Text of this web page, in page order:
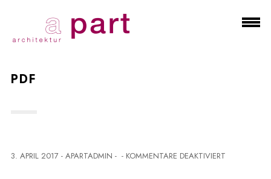
PDF
3. APRIL 2017 - APARTADMIN - - KOMMENTARE DEAKTIVIERTF